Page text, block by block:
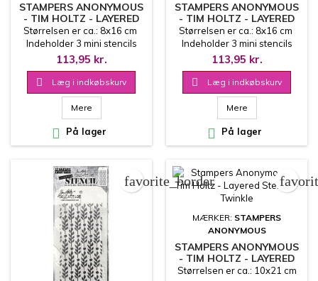
STAMPERS ANONYMOUS
- TIM HOLTZ - LAYERED
MINI STENCIL SET 59
Størrelsen er ca.: 8x16 cm
Indeholder 3 mini stencils
113,95 kr.
 Læg i indkøbskurv
Mere
 På lager
STAMPERS ANONYMOUS
- TIM HOLTZ - LAYERED
MINI STENCIL SET 58
Størrelsen er ca.: 8x16 cm
Indeholder 3 mini stencils
113,95 kr.
 Læg i indkøbskurv
Mere
 På lager
favorite_border
MÆRKER: STAMPERS
ANONYMOUS
STAMPERS ANONYMOUS
- TIM HOLTZ - LAYERED
STENCIL - TWINKLE
Størrelsen er ca.: 10x21 cm